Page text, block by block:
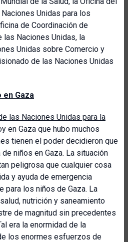
Unidas para los
de Coordinación de
Naciones Unidas, la
Unidas sobre Comercio y
de las Naciones Unidas
Gaza
las Naciones Unidas para la
en Gaza que hubo muchos
tienen el poder decidieron que
niños en Gaza. La situación
peligrosa que cualquier cosa
y ayuda de emergencia
para los niños de Gaza. La
nutrición y saneamiento
de magnitud sin precedentes
era la enormidad de la
los enormes esfuerzos de